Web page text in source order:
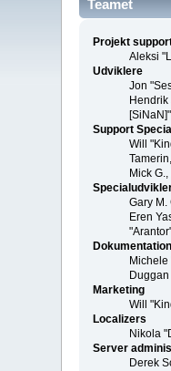
Teamet
Projekt
Aleksi
Udviklere
Jon
Support
Will
Mick
Gary
Eren
Duggan
Marketing
Will
Localizers
Nikola
Server
Derek